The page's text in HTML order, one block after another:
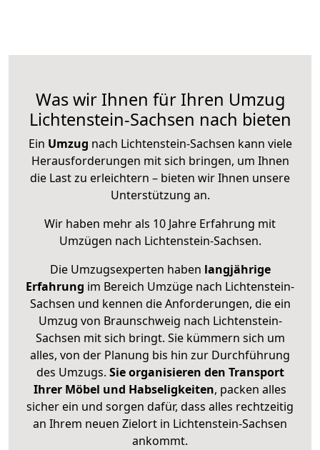
Was wir Ihnen für Ihren Umzug
Lichtenstein-Sachsen nach bieten
Ein Umzug nach Lichtenstein-Sachsen kann viele
Herausforderungen mit sich bringen, um Ihnen
die Last zu erleichtern – bieten wir Ihnen unsere
Unterstützung an.
Wir haben mehr als 10 Jahre Erfahrung mit
Umzügen nach Lichtenstein-Sachsen.
Die Umzugsexperten haben langjährige
Erfahrung im Bereich Umzüge nach Lichtenstein-
Sachsen und kennen die Anforderungen, die ein
Umzug von Braunschweig nach Lichtenstein-
Sachsen mit sich bringt. Sie kümmern sich um
alles, von der Planung bis hin zur Durchführung
des Umzugs. Sie organisieren den Transport
Ihrer Möbel und Habseligkeiten, packen alles
sicher ein und sorgen dafür, dass alles rechtzeitig
an Ihrem neuen Zielort in Lichtenstein-Sachsen
ankommt.